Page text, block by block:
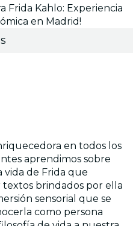
Frida Kahlo: Experiencia
en Madrid!
en todos los
aprendimos sobre
vida de Frida que
textos brindados por ella
sensorial que se
como persona